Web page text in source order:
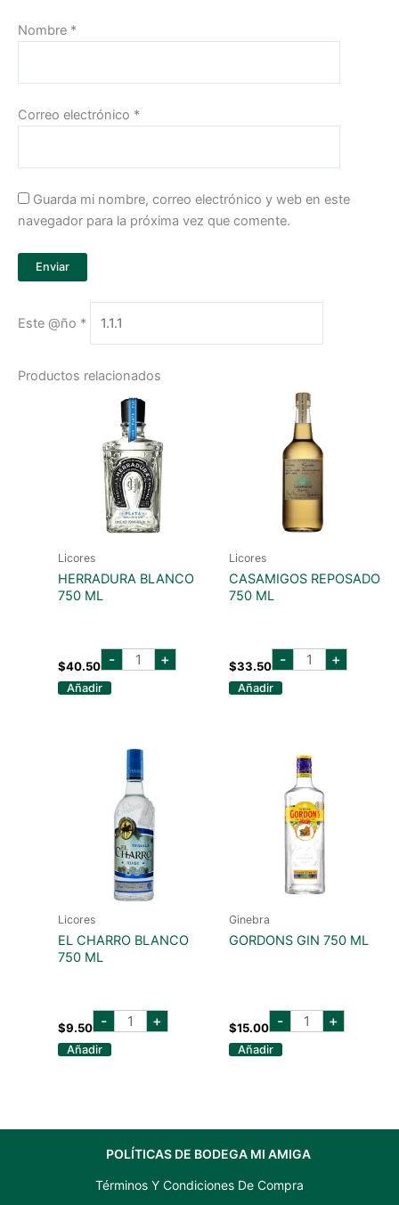
Nombre *
Correo electrónico *
Guarda mi nombre, correo electrónico y web en este
navegador para la próxima vez que comente.
Este @ño *
Productos relacionados
Licores
HERRADURA BLANCO
750 ML
$40.50 - herradura
blanco+
Añadir
Licores
CASAMIGOS REPOSADO
750 ML
$33.50 - casamigos
reposado
+
Añadir
Licores
EL CHARRO BLANCO
750 ML
$9.50 - el
charro+
Añadir
Ginebra
GORDONS GIN 750 ML
$15.00 - GORDONS
GIN +
Añadir
POLÍTICAS DE BODEGA MI AMIGA
Términos Y Condiciones De Compra